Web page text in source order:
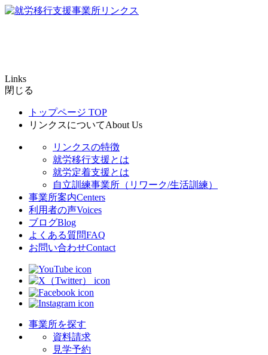
Links
閉じる
トップページ TOP
リンクスについてAbout Us
リンクスの特徴
就労移行支援とは
就労定着支援とは
自立訓練事業所（リワーク/生活訓練）
事業所案内Centers
利用者の声Voices
ブログBlog
よくある質問FAQ
お問い合わせContact
事業所を探す
資料請求
見学予約